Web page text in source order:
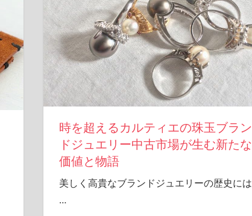
時を超えるカルティエの珠玉ブラン
ドジュエリー中古市場が生む新たな
価値と物語
美しく高貴なブランドジュエリーの歴史には
…